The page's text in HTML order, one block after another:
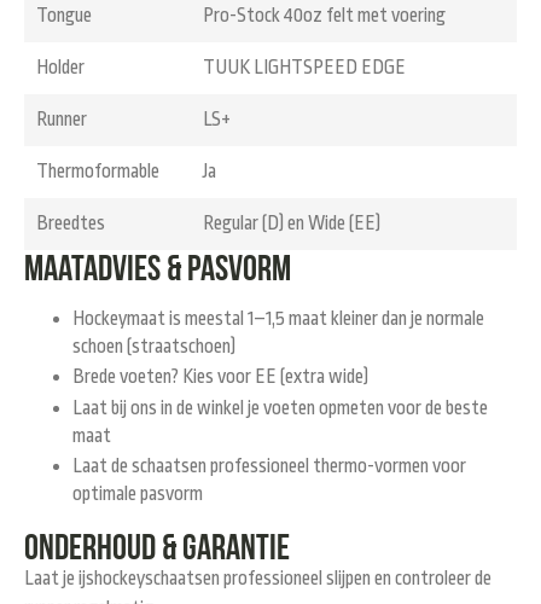
Tongue Pro-Stock 40oz felt met voering
Holder TUUK LIGHTSPEED EDGE
Runner LS+
Thermoformable Ja
Breedtes Regular (D) en Wide (EE)
Maatadvies & pasvorm
Hockeymaat is meestal 1–1,5 maat kleiner dan je normale
schoen (straatschoen)
Brede voeten? Kies voor EE (extra wide)
Laat bij ons in de winkel je voeten opmeten voor de beste
maat
Laat de schaatsen professioneel thermo-vormen voor
optimale pasvorm
Onderhoud & garantie
Laat je ijshockeyschaatsen professioneel slijpen en controleer de